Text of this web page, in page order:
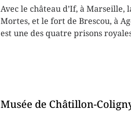
Avec le château d’If, à Marseille,
Mortes, et le fort de Brescou, à
est une des quatre prisons
Musée de Châtillon-